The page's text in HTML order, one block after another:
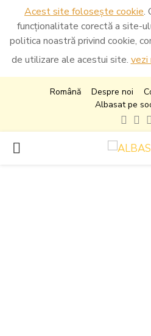
Acest site folosește cookie.
funcționalitate corectă a site-
politica noastră privind cookie,
de utilizare ale acestui site. vezi
Română Despre noi
Albasat pe
PRIMARY